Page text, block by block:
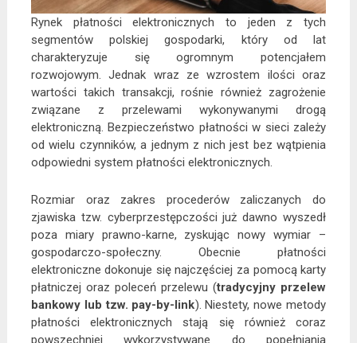
Rynek płatności elektronicznych to jeden z tych
segmentów polskiej gospodarki, który od lat
charakteryzuje się ogromnym potencjałem
rozwojowym. Jednak wraz ze wzrostem ilości oraz
wartości takich transakcji, rośnie również zagrożenie
związane z przelewami wykonywanymi drogą
elektroniczną. Bezpieczeństwo płatności w sieci zależy
od wielu czynników, a jednym z nich jest bez wątpienia
odpowiedni system płatności elektronicznych.
Rozmiar oraz zakres procederów zaliczanych do
zjawiska tzw. cyberprzestępczości już dawno wyszedł
poza miary prawno-karne, zyskując nowy wymiar –
gospodarczo-społeczny. Obecnie płatności
elektroniczne dokonuje się najczęściej za pomocą karty
płatniczej oraz poleceń przelewu (tradycyjny przelew
bankowy lub tzw. pay-by-link). Niestety, nowe metody
płatności elektronicznych stają się również coraz
powszechniej wykorzystywane do popełniania